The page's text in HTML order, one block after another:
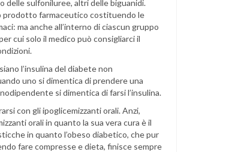
delle sulfoniluree, altri delle biguanidi.
prodotto farmaceutico costituendo le
ma anche all’interno di ciascun gruppo
cui solo il medico può consigliarci il
l’insulina del diabete non
uno si dimentica di prendere una
si dimentica di farsi l’insulina.
con gli ipoglicemizzanti orali. Anzi,
orali in quanto la sua vera cura è il
in quanto l’obeso diabetico, che pur
fare compresse e dieta, finisce sempre